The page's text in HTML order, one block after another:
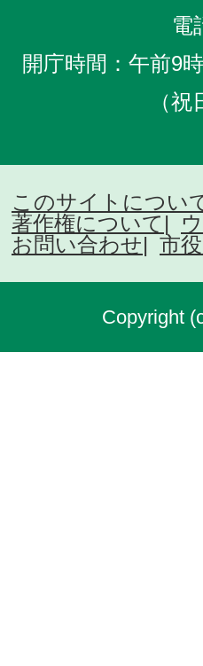
電
開庁時間：午前9
（
このサイトについ
著作権について
お問い合わせ
市
Copyright